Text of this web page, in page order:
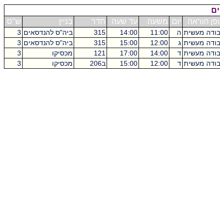
הוראה
יום משעה עד שעה חדר בניין ש"ס
מעשית ה 11:00
14:00
315 ביה"ס להנדסאים 3
מעשית ג 12:00
15:00
315 ביה"ס להנדסאים 3
מעשית ד 14:00
17:00
121 מכסיקו
3
מעשית ד 12:00
15:00 ב206 מכסיקו 3